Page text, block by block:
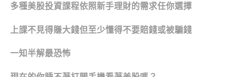
多種美股投資課程依照新手理財的需求任你選擇
上課不見得賺大錢但至少懂得不要賠錢或被騙錢
一知半解最恐怖